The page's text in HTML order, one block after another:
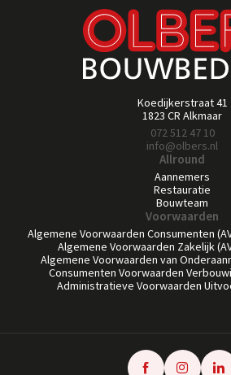
Koedijkerstraat 41
1823 CR Alkmaar
072 512 47 10
info@olbers.nl
Allround
Aannemers
Restauratie
Bouwteam
Voorwaarden
Algemene Voorwaarden Consumenten
Algemene Voorwaarden Zakelijk
Algemene Voorwaarden van
Consumenten Voorwaarden
Administratieve Voorwaarden